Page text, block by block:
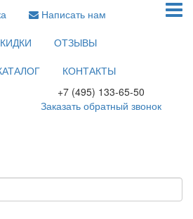
Написать нам
ОТЗЫВЫ
КОНТАКТЫ
+7 (495) 133-65-50
Заказать обратный звонок